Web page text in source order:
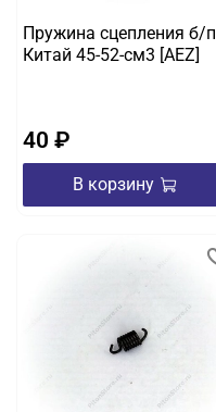
Пружина сцепления б/п
Китай 45-52-см3 [AEZ]
40 ₽
В корзину